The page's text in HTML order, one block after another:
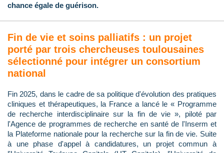
chance égale de guérison.
Fin de vie et soins palliatifs : un projet
porté par trois chercheuses toulousaines
sélectionné pour intégrer un consortium
national
Fin 2025, dans le cadre de sa politique d'évolution des pratiques
cliniques et thérapeutiques, la France a lancé le « Programme
de recherche interdisciplinaire sur la fin de vie », piloté par
l'Agence de programmes de recherche en santé de l'Inserm et
la Plateforme nationale pour la recherche sur la fin de vie. Suite
à une phase d'appel à candidatures, un projet commun à